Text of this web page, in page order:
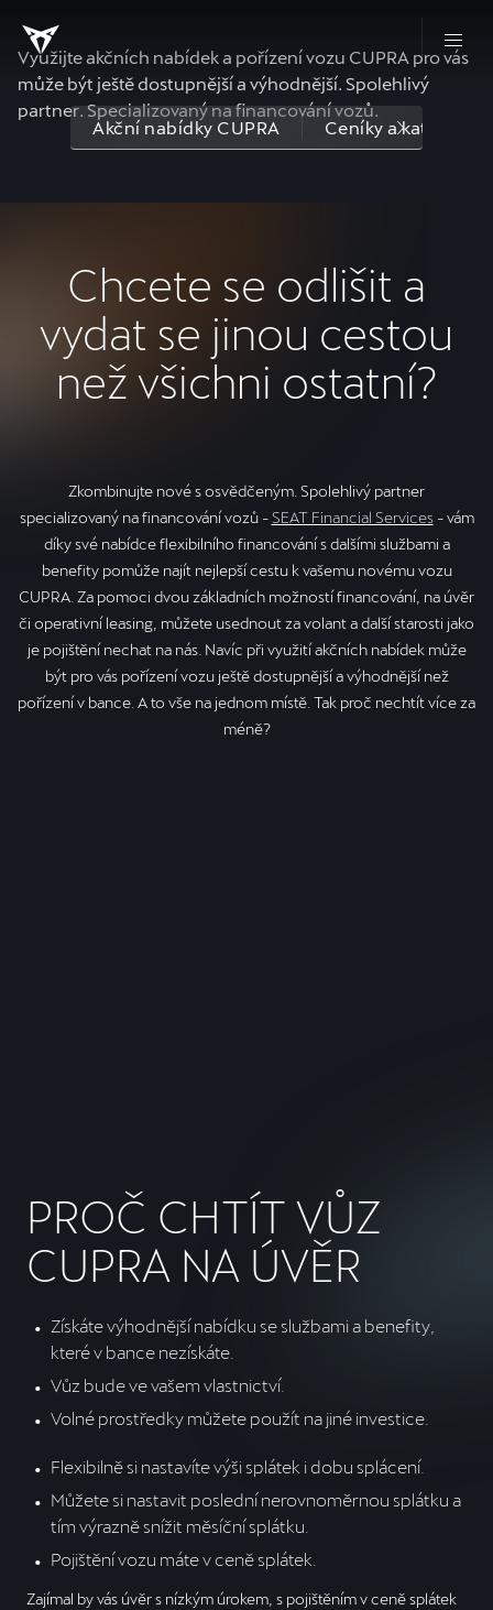
Akční nabídky CUPRA Ceníky a katalogy
Využijte akčních nabídek a pořízení vozu CUPRA pro vás
může být ještě dostupnější a výhodnější. Spolehlivý
partner. Specializovaný na financování vozů.
Chcete se odlišit a
vydat se jinou cestou
než všichni ostatní?
Zkombinujte nové s osvědčeným. Spolehlivý partner
specializovaný na financování vozů - SEAT Financial Services - vám
díky své nabídce flexibilního financování s dalšími službami a
benefity pomůže najít nejlepší cestu k vašemu novému vozu
CUPRA. Za pomoci dvou základních možností financování, na úvěr
či operativní leasing, můžete usednout za volant a další starosti jako
je pojištění nechat na nás. Navíc při využití akčních nabídek může
být pro vás pořízení vozu ještě dostupnější a výhodnější než
pořízení v bance. A to vše na jednom místě. Tak proč nechtít více za
méně?
PROČ CHTÍT VŮZ
CUPRA NA ÚVĚR
Získáte výhodnější nabídku se službami a benefity,
které v bance nezískáte.
Vůz bude ve vašem vlastnictví.
Volné prostředky můžete použít na jiné investice.
Flexibilně si nastavíte výši splátek i dobu splácení.
Můžete si nastavit poslední nerovnoměrnou splátku a
tím výrazně snížit měsíční splátku.
Pojištění vozu máte v ceně splátek.
Zajímal by vás úvěr s nízkým úrokem, s pojištěním v ceně splátek